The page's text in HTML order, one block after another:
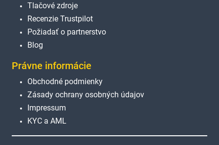
Tlačové zdroje
Recenzie Trustpilot
Požiadať o partnerstvo
Blog
Právne informácie
Obchodné podmienky
Zásady ochrany osobných údajov
Impressum
KYC a AML